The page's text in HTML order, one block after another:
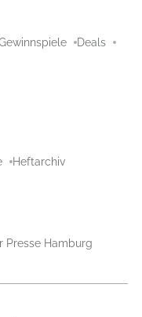
Deals
Heftarchiv
Presse Hamburg